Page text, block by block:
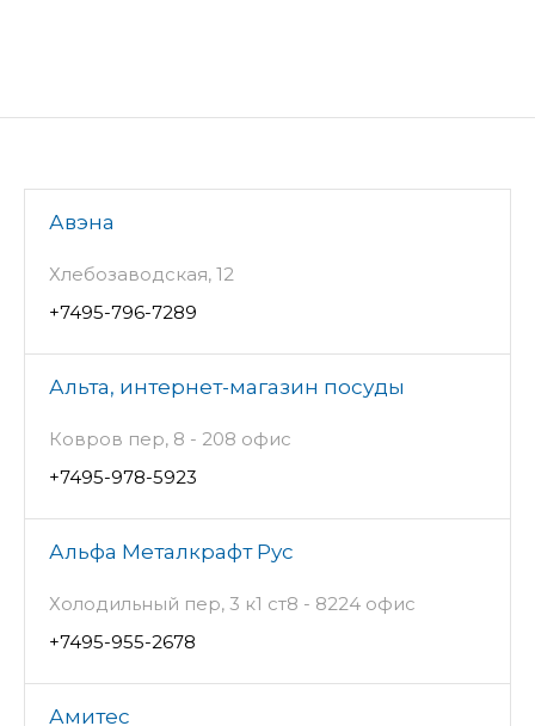
Авэна
Хлебозаводская, 12
+7495-796-7289
Альта, интернет-магазин посуды
Ковров пер, 8 - 208 офис
+7495-978-5923
Альфа Металкрафт Рус
Холодильный пер, 3 к1 ст8 - 8224 офис
+7495-955-2678
Амитес